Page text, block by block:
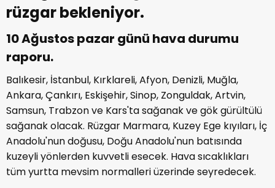
rüzgar bekleniyor.
10 Ağustos pazar günü hava durumu
raporu.
Balıkesir, İstanbul, Kırklareli, Afyon, Denizli, Muğla,
Ankara, Çankırı, Eskişehir, Sinop, Zonguldak, Artvin,
Samsun, Trabzon ve Kars'ta sağanak ve gök gürültülü
sağanak olacak. Rüzgar Marmara, Kuzey Ege kıyıları, İç
Anadolu'nun doğusu, Doğu Anadolu'nun batısında
kuzeyli yönlerden kuvvetli esecek. Hava sıcaklıkları
tüm yurtta mevsim normalleri üzerinde seyredecek.